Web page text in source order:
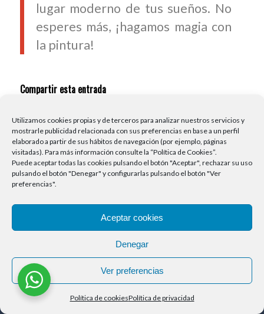
Utilizamos cookies propias y de terceros para analizar nuestros servicios y
mostrarle publicidad relacionada con sus preferencias en base a un perfil
elaborado a partir de sus hábitos de navegación (por ejemplo, páginas
visitadas). Para más información consulte la “Política de Cookies”.
Puede aceptar todas las cookies pulsando el botón "Aceptar", rechazar su uso
pulsando el botón "Denegar" y configurarlas pulsando el botón "Ver
preferencias".
Aceptar cookies
Denegar
Ver preferencias
Política de cookiesPolítica de privacidad
lugar moderno de tus sueños. No
esperes más, ¡hagamos magia con
la pintura!
Compartir esta entrada
CONTACTA CON NOSOTROS: